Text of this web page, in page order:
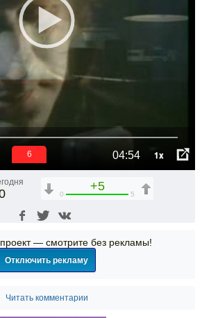
04:54 1x
5
+5
0 5
— смотрите без рекламы!
Отключить рекламу
Читать комментарии